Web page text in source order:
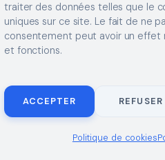
traiter des données telles que le
uniques sur ce site. Le fait de ne
consentement peut avoir un effet
et fonctions.
ACCEPTER REFUSER
Politique de cookies
MENTIONS LÉGALES CONTACT